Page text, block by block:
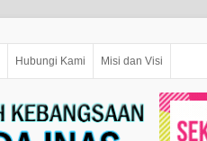
Hubungi Kami Misi dan Visi